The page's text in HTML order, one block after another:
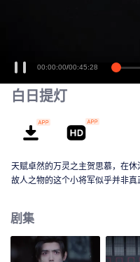
00:00:00/00:45:28
白日提灯
天赋卓然的万灵之主贺思慕，在
故人之物的这个小将军似乎并非
剧集